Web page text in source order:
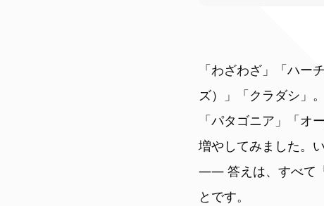
「わざわざ」「ハ
ズ）」「クラダシ」
「パタゴニア」「オ
増やしてみました。
―― 答えは、すべて
とです。